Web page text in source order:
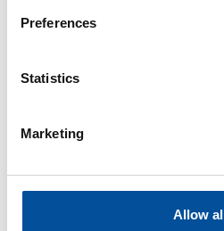
Preferences
Statistics
Marketing
Allow